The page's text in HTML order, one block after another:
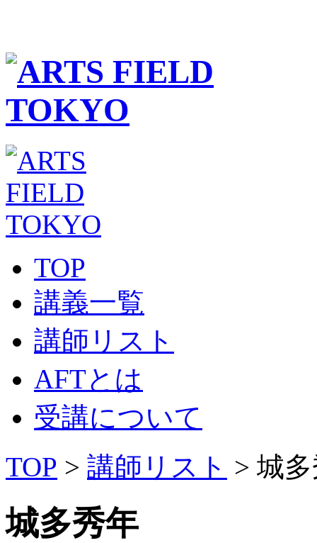
TOP
講義一覧
講師リスト
AFTとは
受講について
TOP > 講師リスト > 城
城多秀年